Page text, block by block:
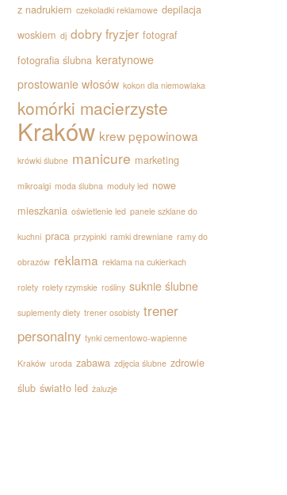
z nadrukiem czekoladki reklamowe depilacja
woskiem dj dobry fryzjer fotograf
fotografia ślubna keratynowe
prostowanie włosów kokon dla niemowlaka
komórki macierzyste
Kraków krew pępowinowa
krówki ślubne manicure marketing
mikroalgi moda ślubna moduły led nowe
mieszkania oświetlenie led panele szklane do
kuchni praca przypinki ramki drewniane ramy do
obrazów reklama reklama na cukierkach
rolety rolety rzymskie rośliny suknie ślubne
suplementy diety trener osobisty trener
personalny tynki cementowo-wapienne
Kraków uroda zabawa zdjęcia ślubne zdrowie
ślub światło led żaluzje